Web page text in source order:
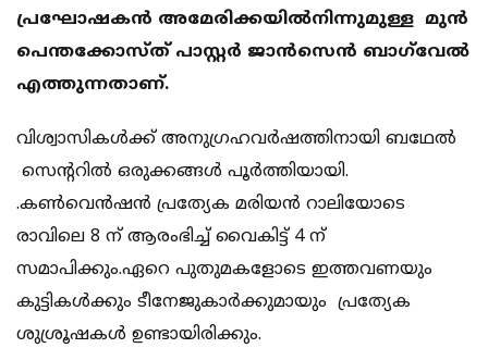
പ്രഘോഷകൻ അമേരിക്കയിൽനിന്നുമുള്ള മുൻ
പെന്തക്കോസ്ത് പാസ്റ്റർ ജാൻസെൻ ബാഗ്‌വേൽ
എത്തുന്നതാണ്.
വിശ്വാസികൾക്ക് അനുഗ്രഹവർഷത്തിനായി ബഥേൽ
സെന്ററിൽ ഒരുക്കങ്ങൾ പൂർത്തിയായി.
.കൺവെൻഷൻ പ്രത്യേക മരിയൻ റാലിയോടെ
രാവിലെ 8 ന് ആരംഭിച്ച് വൈകിട്ട് 4 ന്
സമാപിക്കും.ഏറെ പുതുമകളോടെ ഇത്തവണയും
കുട്ടികൾക്കും ടീനേജുകാർക്കുമായും പ്രത്യേക
ശുശ്രൂഷകൾ ഉണ്ടായിരിക്കും.